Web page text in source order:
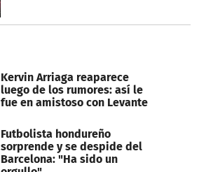
Kervin Arriaga reaparece
luego de los rumores: así le
fue en amistoso con Levante
Futbolista hondureño
sorprende y se despide del
Barcelona: "Ha sido un